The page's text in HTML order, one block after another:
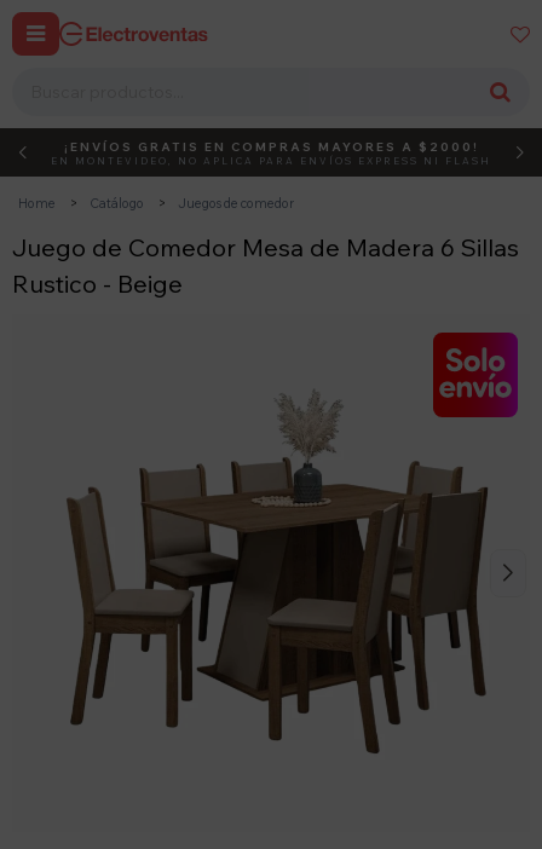
 
DEBUT ACTIVÁ EL CÓDIGO
¡ENVÍOS GRATIS EN COMPRAS MAYORES A $2000!
EN MONTEVIDEO, NO APLICA PARA ENVÍOS EXPRESS NI FLASH
Home Catálogo Juegos de comedor
Juego de Comedor Mesa de Madera 6 Sillas
Rustico - Beige